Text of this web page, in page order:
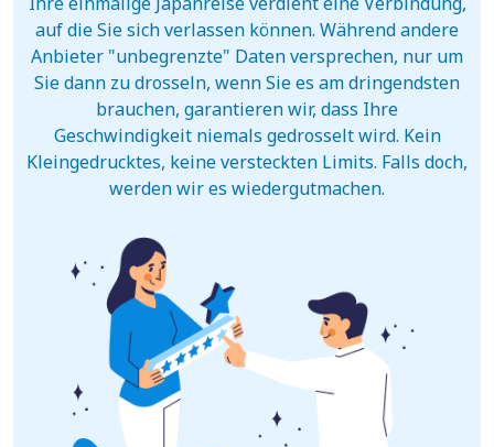
auf die Sie sich verlassen können. Während andere
Anbieter "unbegrenzte" Daten versprechen, nur um
Sie dann zu drosseln, wenn Sie es am dringendsten
brauchen, garantieren wir, dass Ihre
Geschwindigkeit niemals gedrosselt wird. Kein
Kleingedrucktes, keine versteckten Limits. Falls doch,
werden wir es wiedergutmachen.